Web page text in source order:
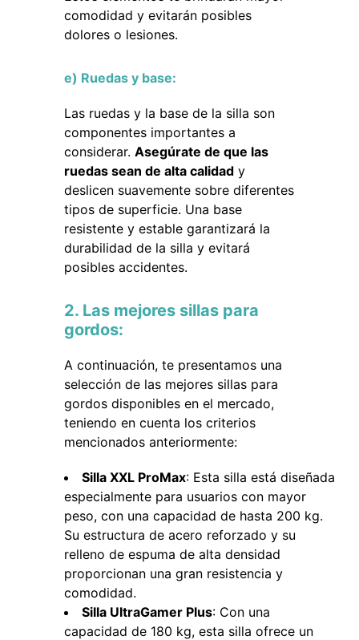
comodidad y evitarán posibles
dolores o lesiones.
e) Ruedas y base:
Las ruedas y la base de la silla son
componentes importantes a
considerar. Asegúrate de que las
ruedas sean de alta calidad y
deslicen suavemente sobre diferentes
tipos de superficie. Una base
resistente y estable garantizará la
durabilidad de la silla y evitará
posibles accidentes.
2. Las mejores sillas para
gordos:
A continuación, te presentamos una
selección de las mejores sillas para
gordos disponibles en el mercado,
teniendo en cuenta los criterios
mencionados anteriormente:
Silla XXL ProMax: Esta silla está diseñada
especialmente para usuarios con mayor
peso, con una capacidad de hasta 200 kg.
Su estructura de acero reforzado y su
relleno de espuma de alta densidad
proporcionan una gran resistencia y
comodidad.
Silla UltraGamer Plus: Con una
capacidad de 180 kg, esta silla ofrece un